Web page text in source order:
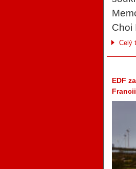
Choi
Celý
EDF
Francii